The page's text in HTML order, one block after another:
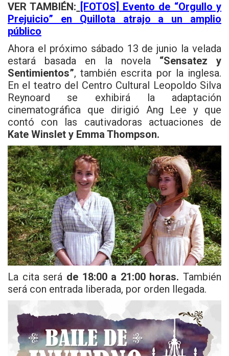
VER TAMBIÉN: [FOTOS] Evento de “Orgullo y
Prejuicio” en Quillota atrajo a un amplio
público
Ahora el próximo sábado 13 de junio la velada
estará basada en la novela “Sensatez y
Sentimientos”, también escrita por la inglesa.
En el teatro del Centro Cultural Leopoldo Silva
Reynoard se exhibirá la adaptación
cinematográfica que dirigió Ang Lee y que
contó con las cautivadoras actuaciones de
Kate Winslet y Emma Thompson.
La cita será de 18:00 a 21:00 horas. También
será con entrada liberada, por orden llegada.